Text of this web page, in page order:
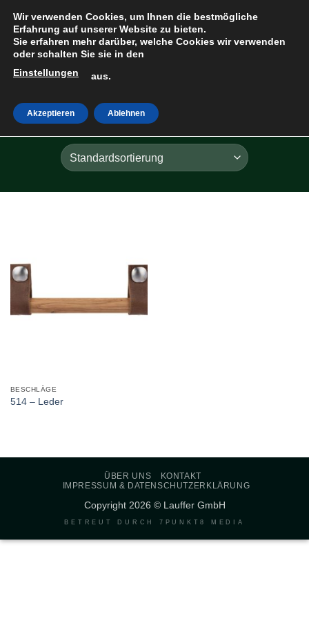
Inhalt
springen
HOME
FILTER
BESCHLÄGE
514 – Leder
ÜBER UNS
KONTAKT
IMPRESSUM & DATENSCHUTZERKLÄRUNG
Copyright 2026 © Lauffer GmbH
BETREUT DURCH 7PUNKT8 MEDIA
Wir verwenden Cookies, um Ihnen die bestmögliche
Erfahrung auf unserer Website zu bieten.
Sie erfahren mehr darüber, welche Cookies wir verwenden
oder schalten Sie sie in den
Einstellungen
aus.
Akzeptieren Ablehnen